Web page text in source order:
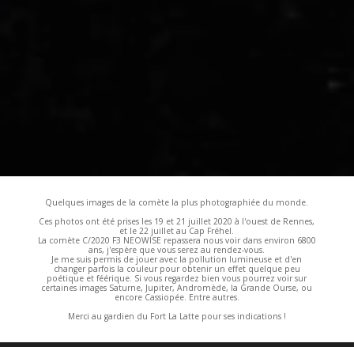
Quelques images de la comète la plus photographiée du monde.
Ces photos ont été prises les 19 et 21 juillet 2020 à l'ouest de Rennes,
et le 22 juillet au Cap Fréhel.
La comète C/2020 F3 NEOWISE repassera nous voir dans environ 6800
ans, j'espère que vous serez au rendez-vous.
Je me suis permis de jouer avec la pollution lumineuse et d'en
changer parfois la couleur pour obtenir un effet quelque peu
poétique et féérique. Si vous regardez bien vous pourrez voir sur
certaines images Saturne, Jupiter, Andromède, la Grande Ourse, ou
encore Cassiopée. Entre autres.
Merci au gardien du Fort La Latte pour ses indications !